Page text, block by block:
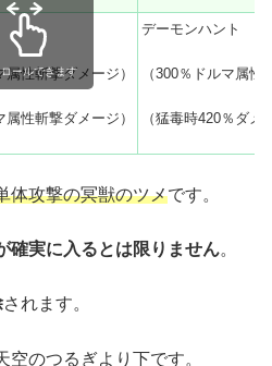
属性斬撃ダメージ）
属性斬撃ダメージ）
デーモンハント
（300％ドルマ属
（猛毒時420％ダ
ロールできます
体攻撃の冥獣のツメです。
確実に入るとは限りません。
されます。
のつるぎより下です。